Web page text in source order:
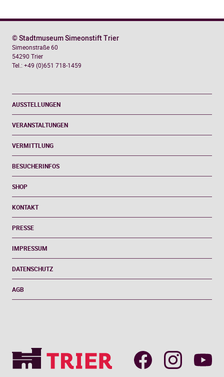
AUSSTELLUNGEN
VERANSTALTUNGEN
VERMITTLUNG
BESUCHERINFOS
SHOP
KONTAKT
PRESSE
IMPRESSUM
DATENSCHUTZ
AGB
© Stadtmuseum Simeonstift Trier
Simeonstraße 60
54290 Trier
Tel.: +49 (0)651 718-1459